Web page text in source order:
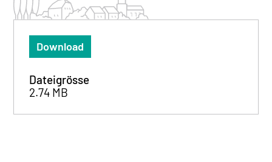
Download
Dateigrösse
2.74 MB